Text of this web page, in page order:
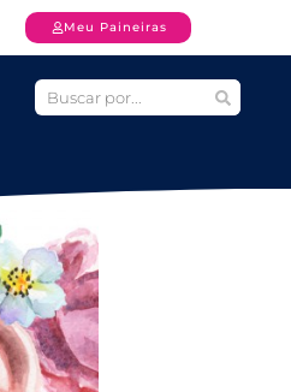
Meu Paineiras